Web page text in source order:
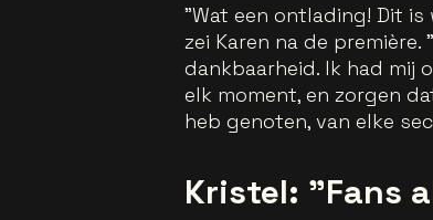
"Wat een ontlading! Dit is
zei Karen na de
dankbaarheid. Ik had mij
elk moment, en zorgen
heb genoten, van elke
Kristel: "Fans